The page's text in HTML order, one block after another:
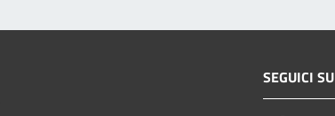
SEGUICI SU